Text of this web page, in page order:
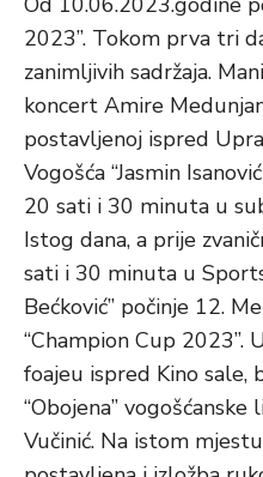
2023”. Tokom prva tri
zanimljivih sadržaja.
koncert Amire
postavljenoj ispred
Vogošća “Jasmin
20 sati i 30 minuta u
Istog dana, a prije
sati i 30 minuta u
Bećković” počinje 12.
“Champion Cup 2023”.
foajeu ispred Kino sale,
“Obojena”
Vučinić. Na istom